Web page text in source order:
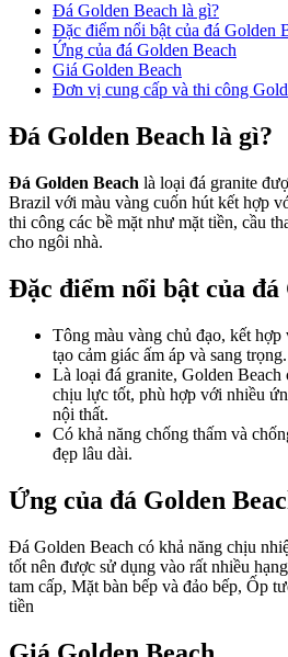
Đá Golden Beach là gì?
Đặc điểm nổi bật của đá Golden
Ứng của đá Golden Beach
Giá Golden Beach
Đơn vị cung cấp và thi công
Đá Golden Beach là gì?
Đá Golden Beach là loại đá granite
Brazil với màu vàng cuốn hút kết hợp
thi công các bề mặt như mặt tiền, cầu
cho ngôi nhà.
Đặc điểm nổi bật của đá
Tông màu vàng chủ đạo, kết
tạo cảm giác ấm áp và sang trọng.
Là loại đá granite, Golden Beach
chịu lực tốt, phù hợp với nhiều
nội thất.
Có khả năng chống thấm và
đẹp lâu dài.
Ứng của đá Golden
Đá Golden Beach có khả năng chịu
tốt nên được sử dụng vào rất nhiều
tam cấp, Mặt bàn bếp và đảo bếp, Ốp
tiền